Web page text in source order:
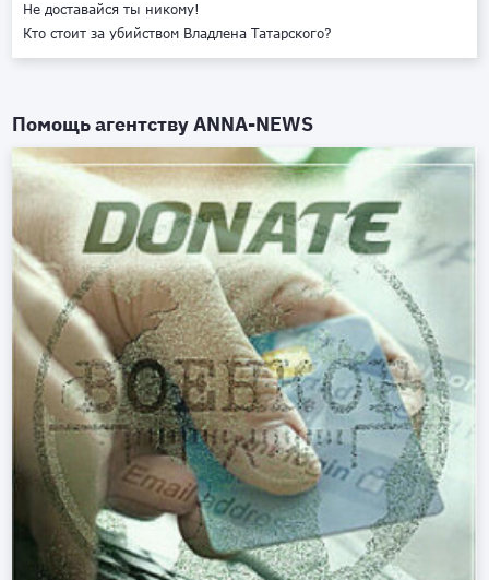
Не доставайся ты никому!
Кто стоит за убийством Владлена Татарского?
Помощь агентствуANNA-NEWS